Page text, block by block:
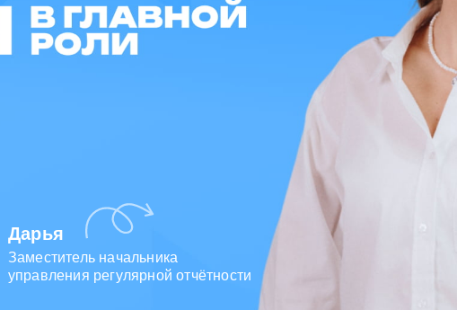
Дарья
Заместитель начальника
управления регулярной отчётности